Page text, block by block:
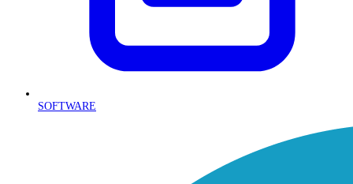
SOFTWARE